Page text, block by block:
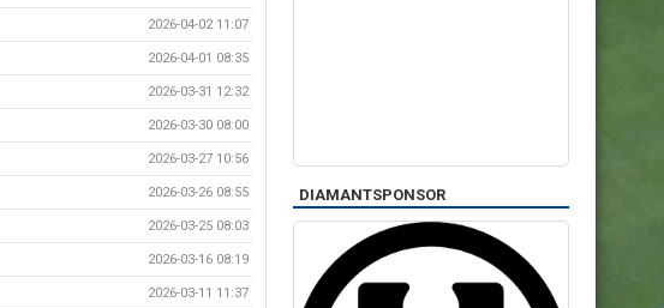
2026-04-02 11:07
2026-04-01 08:35
2026-03-31 12:32
2026-03-30 08:00
2026-03-27 10:56
2026-03-26 08:55
2026-03-25 08:03
2026-03-16 08:19
2026-03-11 11:37
DIAMANTSPONSOR